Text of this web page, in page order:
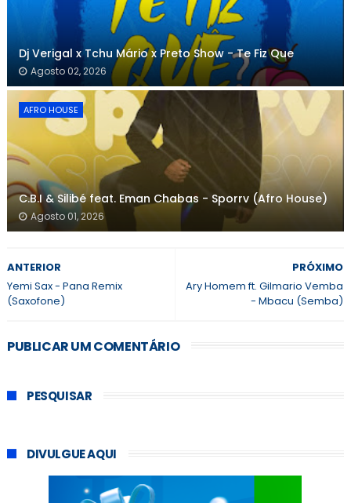
Dj Verigal x Tchu Mário x Preto Show - Te Fiz Que
Agosto 02, 2026
AFRO HOUSE
C.B.I & Silibé feat. Eman Chabas - Sporrv (Afro House)
Agosto 01, 2026
PRÓXIMO
Ary Homem ft. Gilmario Vemba
- Mbacu (Semba)
ANTERIOR
Yemi Sax - Pana Remix
(Saxofone)
PUBLICAR UM COMENTÁRIO
PESQUISAR
DIVULGUE AQUI